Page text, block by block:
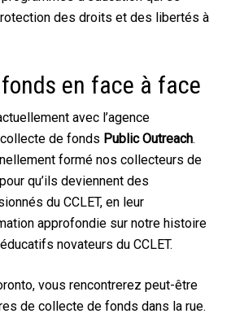
des droits et des libertés à
en face à face
avec l’agence
de fonds Public Outreach.
formé nos collecteurs de
qu’ils deviennent des
du CCLET, en leur
approfondie sur notre histoire
novateurs du CCLET.
vous rencontrerez peut-être
de collecte de fonds dans la rue.